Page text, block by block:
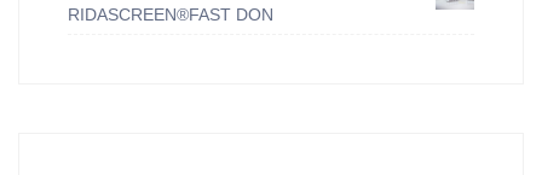
RIDASCREEN®FAST DON